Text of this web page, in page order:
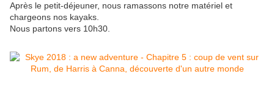
Après le petit-déjeuner, nous ramassons notre matériel et
chargeons nos kayaks.
Nous partons vers 10h30.